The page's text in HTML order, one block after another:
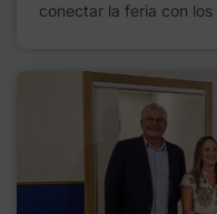
conectar la feria con los